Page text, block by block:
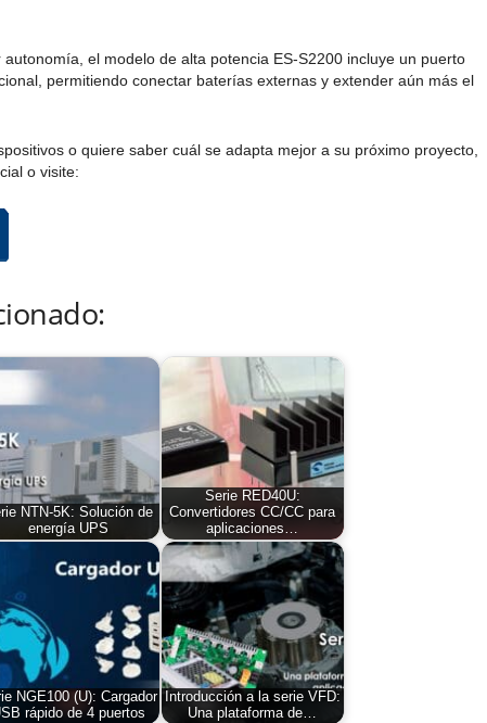
el modelo de alta potencia ES-S2200 incluye un puerto
permitiendo conectar baterías externas y extender aún más el
o quiere saber cuál se adapta mejor a su próximo proyecto,
o visite:
NTN-5K: Solución de
energía UPS
Serie RED40U:
Convertidores CC/CC para
aplicaciones…
NGE100 (U): Cargador
rápido de 4 puertos
Introducción a la serie VFD:
Una plataforma de…